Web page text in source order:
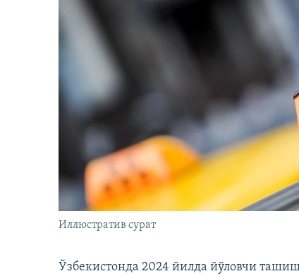
Иллюстратив сурат
Ўзбекистонда 2024 йилда йўловчи